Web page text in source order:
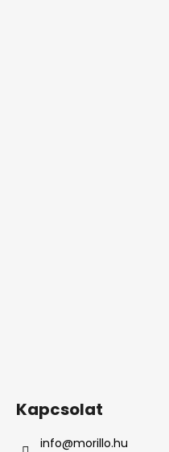
Kapcsolat
info@morillo.hu